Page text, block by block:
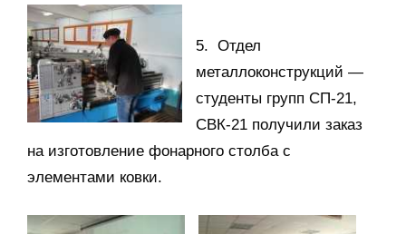
5. Отдел
металлоконструкций —
студенты групп СП-21,
СВК-21 получили заказ
на изготовление фонарного столба с
элементами ковки.